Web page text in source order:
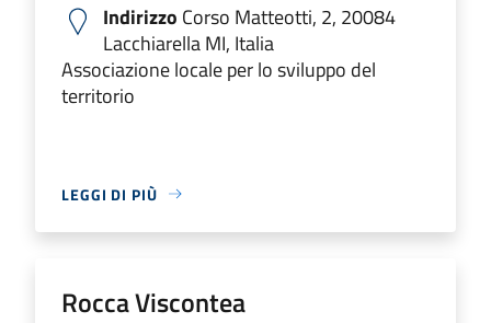
Indirizzo Corso Matteotti, 2, 20084
Lacchiarella MI, Italia
Associazione locale per lo sviluppo del
territorio
LEGGI DI PIÙ
Rocca Viscontea